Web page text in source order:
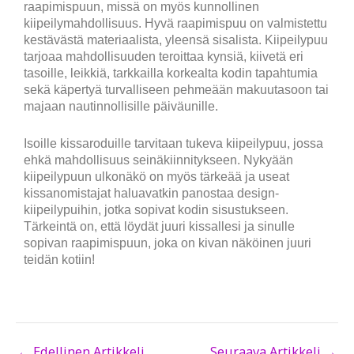
raapimispuun, missä on myös kunnollinen
kiipeilymahdollisuus. Hyvä raapimispuu on valmistettu
kestävästä materiaalista, yleensä sisalista. Kiipeilypuu
tarjoaa mahdollisuuden teroittaa kynsiä, kiivetä eri
tasoille, leikkiä, tarkkailla korkealta kodin tapahtumia
sekä käpertyä turvalliseen pehmeään makuutasoon tai
majaan nautinnollisille päiväunille.
Isoille kissaroduille tarvitaan tukeva kiipeilypuu, jossa
ehkä mahdollisuus seinäkiinnitykseen. Nykyään
kiipeilypuun ulkonäkö on myös tärkeää ja useat
kissanomistajat haluavatkin panostaa design-
kiipeilypuihin, jotka sopivat kodin sisustukseen.
Tärkeintä on, että löydät juuri kissallesi ja sinulle
sopivan raapimispuun, joka on kivan näköinen juuri
teidän kotiin!